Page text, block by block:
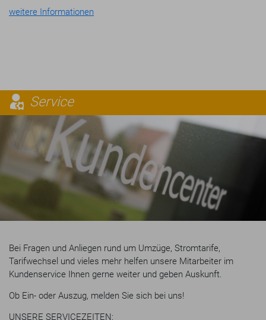
weitere Informationen
Service
Bei Fragen und Anliegen rund um Umzüge, Stromtarife,
Tarifwechsel und vieles mehr helfen unsere Mitarbeiter im
Kundenservice Ihnen gerne weiter und geben Auskunft.
Ob Ein- oder Auszug, melden Sie sich bei uns!
UNSERE SERVICEZEITEN: